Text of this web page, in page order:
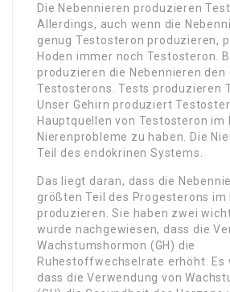
Die Nebennieren produzieren
Allerdings, auch wenn die
genug Testosteron produzieren,
Hoden immer noch Testosteron.
produzieren die Nebennieren den
Testosterons. Tests produzieren
Unser Gehirn produziert
Hauptquellen von Testosteron im
Nierenprobleme zu haben. Die
Teil des endokrinen Systems.
Das liegt daran, dass die
größten Teil des Progesterons im
produzieren. Sie haben zwei
wurde nachgewiesen, dass die
Wachstumshormon (GH) die
Ruhestoffwechselrate erhöht. Es
dass die Verwendung von